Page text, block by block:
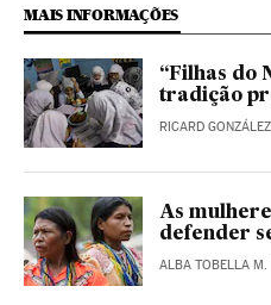
MAIS INFORMAÇÕES
“Filhas do
tradição
RICARD GONZÁLEZ
As
defender
ALBA TOBELLA M.